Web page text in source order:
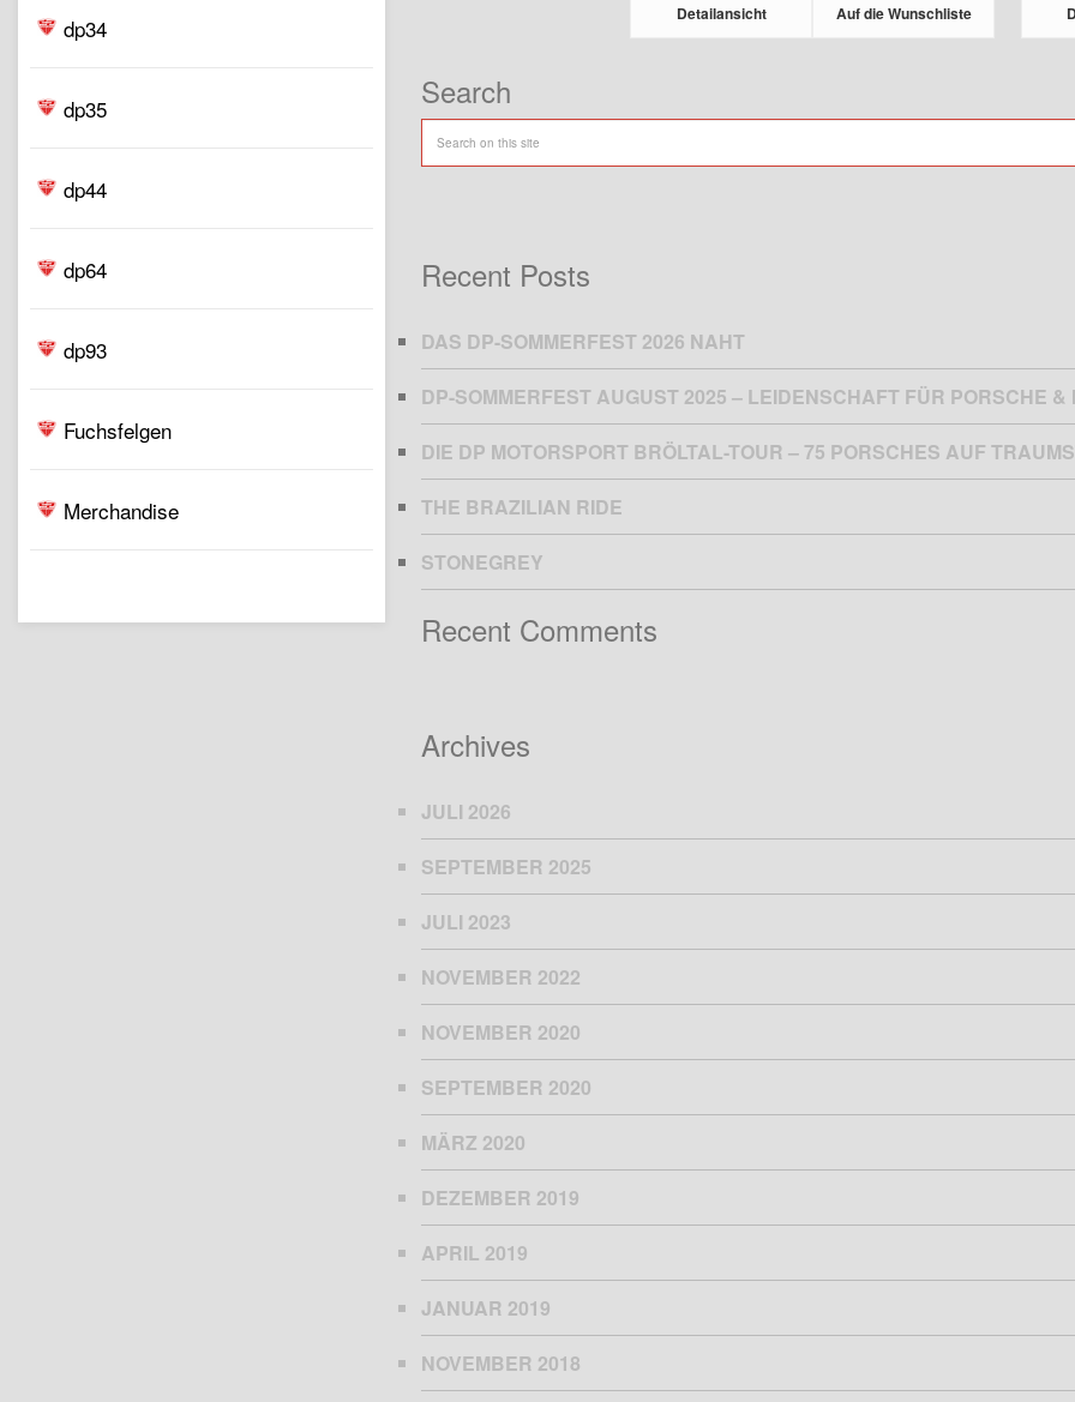
dp34
dp35
dp44
dp64
dp93
Fuchsfelgen
Merchandise
Detailansicht Auf die Wunschliste
Search
Recent Posts
DAS DP-SOMMERFEST 2026 NAHT
DP-SOMMERFEST AUGUST 2025 – LEIDENSCHAFT FÜR PORSCHE &
DIE DP MOTORSPORT BRÖLTAL-TOUR – 75 PORSCHES AUF
THE BRAZILIAN RIDE
STONEGREY
Recent Comments
Archives
JULI 2026
SEPTEMBER 2025
JULI 2023
NOVEMBER 2022
NOVEMBER 2020
SEPTEMBER 2020
MÄRZ 2020
DEZEMBER 2019
APRIL 2019
JANUAR 2019
NOVEMBER 2018